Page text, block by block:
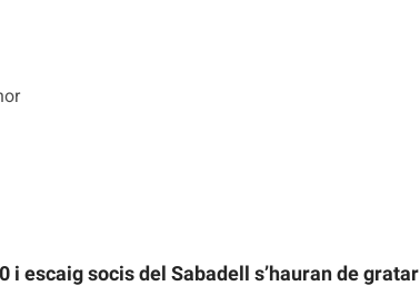
i escaig socis del Sabadell s’hauran de gratar